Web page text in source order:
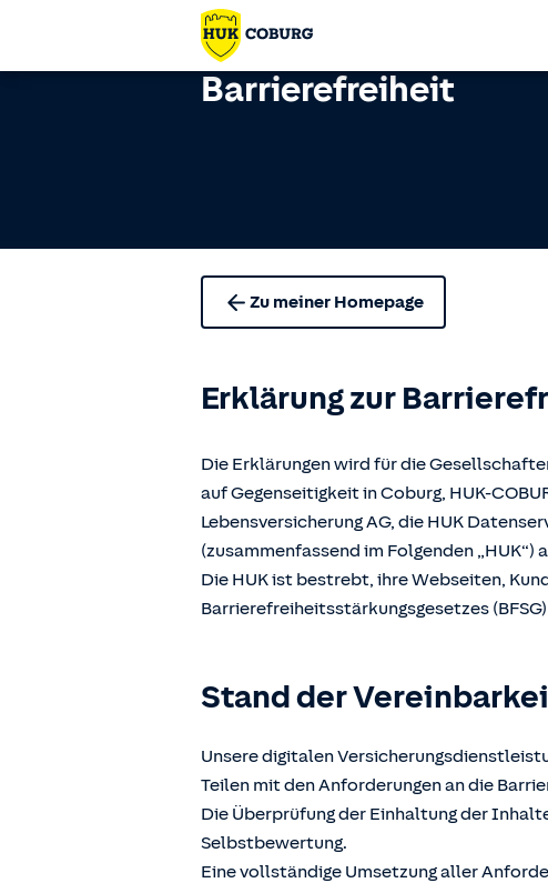
Barrierefreiheit
Zu meiner Homepage
Erklärung zur
Die Erklärungen wird für die
auf Gegenseitigkeit in Coburg, HUK-
Lebensversicherung AG, die HUK
(zusammenfassend im Folgenden „HUK“)
Die HUK ist bestrebt, ihre Webseiten,
Barrierefreiheitsstärkungsgesetzes
Stand der
Unsere digitalen
Teilen mit den Anforderungen an die
Die Überprüfung der Einhaltung der
Selbstbewertung.
Eine vollständige Umsetzung aller